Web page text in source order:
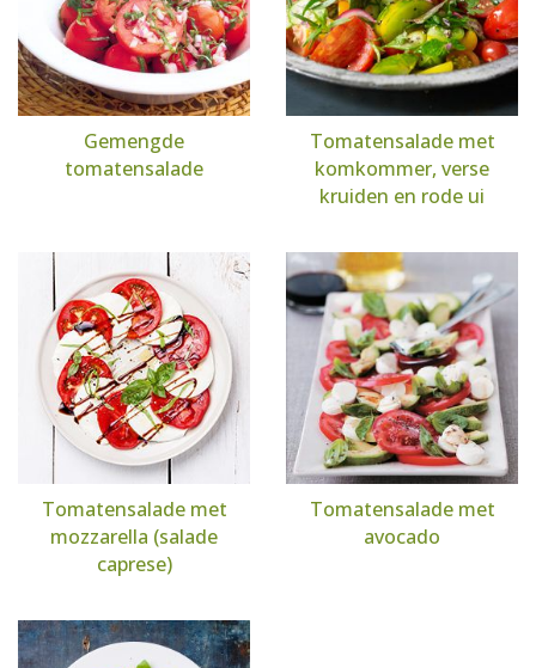
Gemengde
tomatensalade
Tomatensalade met
komkommer, verse
kruiden en rode ui
Tomatensalade met
mozzarella (salade
caprese)
Tomatensalade met
avocado